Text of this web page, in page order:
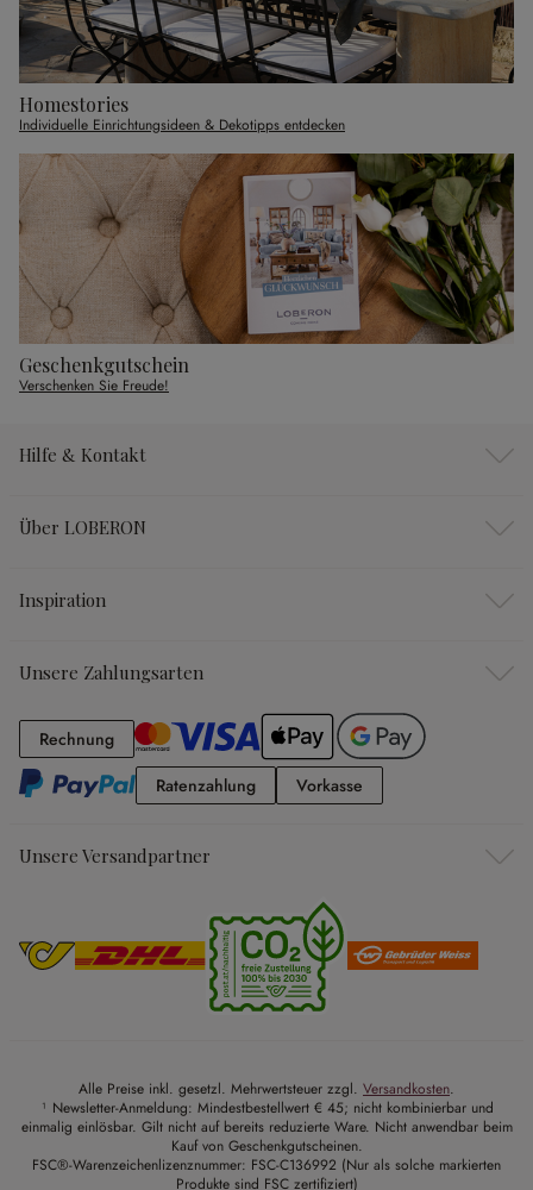
Homestories
Individuelle Einrichtungsideen & Dekotipps entdecken
Geschenkgutschein
Verschenken Sie Freude!
Hilfe & Kontakt
Über LOBERON
Inspiration
Unsere Zahlungsarten
RechnungRechnung
RatenzahlungRatenzahlung
Vorkasse
Unsere Versandpartner
Alle Preise inkl. gesetzl. Mehrwertsteuer zzgl. Versandkosten.
¹ Newsletter-Anmeldung: Mindestbestellwert € 45; nicht kombinierbar und
einmalig einlösbar. Gilt nicht auf bereits reduzierte Ware. Nicht anwendbar beim
Kauf von Geschenkgutscheinen.
FSC®-Warenzeichenlizenznummer: FSC-C136992 (Nur als solche markierten
Produkte sind FSC zertifiziert)